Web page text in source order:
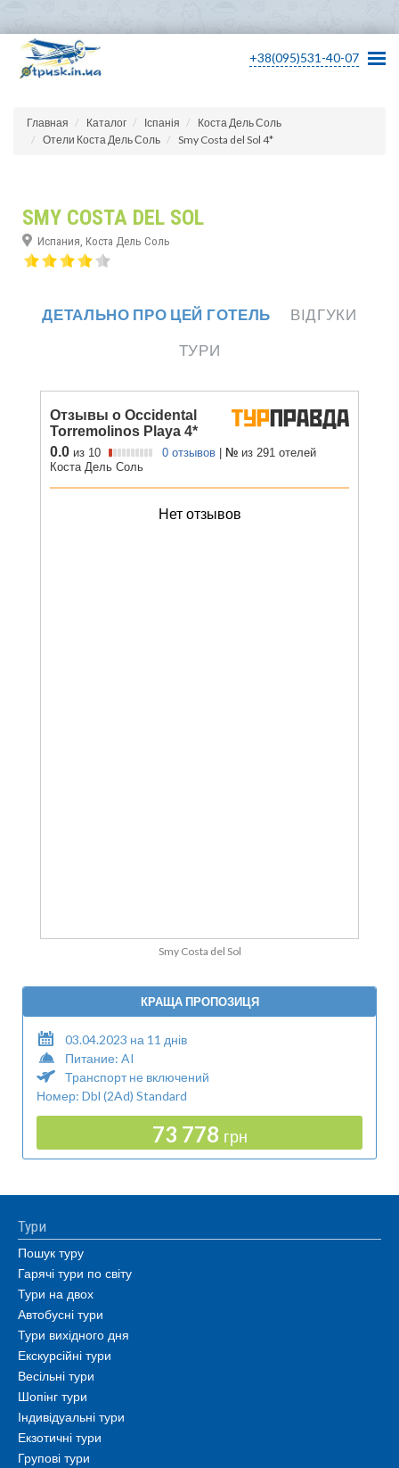
+38(095)531-40-07
Главная Каталог Іспанія
Коста Дель Соль
Отели Коста Дель Соль
Smy Costa del Sol 4*
SMY COSTA DEL SOL
Испания, Коста Дель Соль
ДЕТАЛЬНО ПРО ЦЕЙ ГОТЕЛЬ
ВІДГУКИ
ТУРИ
Smy Costa del Sol
КРАЩА ПРОПОЗИЦЯ
03.04.2023 на 11 днів
Питание: AI
Транспорт не включений
Номер: Dbl (2Ad) Standard
73 778 грн
Тури
Пошук туру
Гарячі тури по світу
Тури на двох
Автобусні тури
Тури вихідного дня
Екскурсійні тури
Весільні тури
Шопінг тури
Індивідуальні тури
Екзотичні тури
Групові тури